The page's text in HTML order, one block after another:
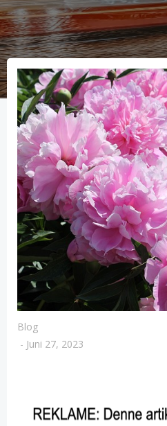
Blog
- Juni 27, 2023